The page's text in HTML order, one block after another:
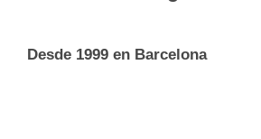
Desde 1999 en Barcelona